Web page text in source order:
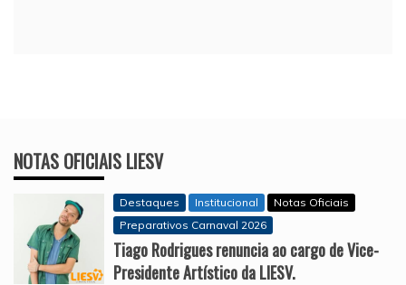
NOTAS OFICIAIS LIESV
Destaques Institucional
Notas Oficiais
Preparativos Carnaval 2026
Tiago Rodrigues renuncia ao cargo de Vice-
Presidente Artístico da LIESV.